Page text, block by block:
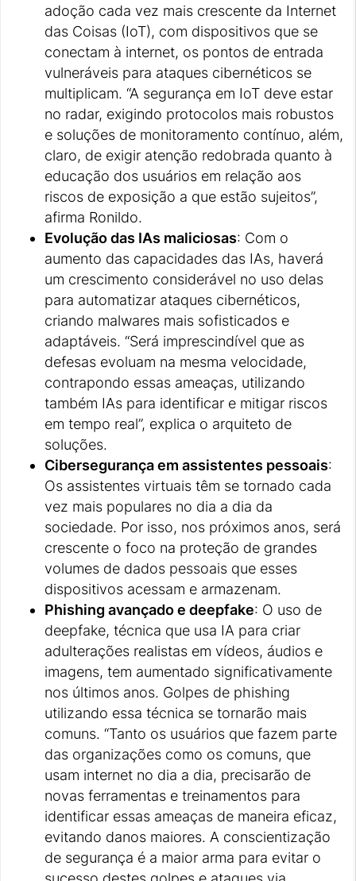
adoção cada vez mais crescente da Internet
das Coisas (IoT), com dispositivos que se
conectam à internet, os pontos de entrada
vulneráveis para ataques cibernéticos se
multiplicam. “A segurança em IoT deve estar
no radar, exigindo protocolos mais robustos
e soluções de monitoramento contínuo, além,
claro, de exigir atenção redobrada quanto à
educação dos usuários em relação aos
riscos de exposição a que estão sujeitos”,
afirma Ronildo.
Evolução das IAs maliciosas: Com o
aumento das capacidades das IAs, haverá
um crescimento considerável no uso delas
para automatizar ataques cibernéticos,
criando malwares mais sofisticados e
adaptáveis. “Será imprescindível que as
defesas evoluam na mesma velocidade,
contrapondo essas ameaças, utilizando
também IAs para identificar e mitigar riscos
em tempo real”, explica o arquiteto de
soluções.
Cibersegurança em assistentes pessoais:
Os assistentes virtuais têm se tornado cada
vez mais populares no dia a dia da
sociedade. Por isso, nos próximos anos, será
crescente o foco na proteção de grandes
volumes de dados pessoais que esses
dispositivos acessam e armazenam.
Phishing avançado e deepfake: O uso de
deepfake, técnica que usa IA para criar
adulterações realistas em vídeos, áudios e
imagens, tem aumentado significativamente
nos últimos anos. Golpes de phishing
utilizando essa técnica se tornarão mais
comuns. “Tanto os usuários que fazem parte
das organizações como os comuns, que
usam internet no dia a dia, precisarão de
novas ferramentas e treinamentos para
identificar essas ameaças de maneira eficaz,
evitando danos maiores. A conscientização
de segurança é a maior arma para evitar o